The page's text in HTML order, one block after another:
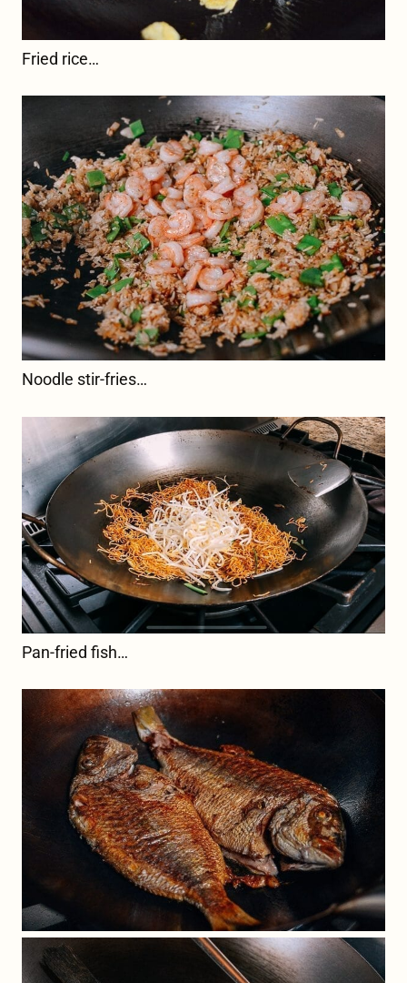
Fried rice…
Noodle stir-fries…
Pan-fried fish…